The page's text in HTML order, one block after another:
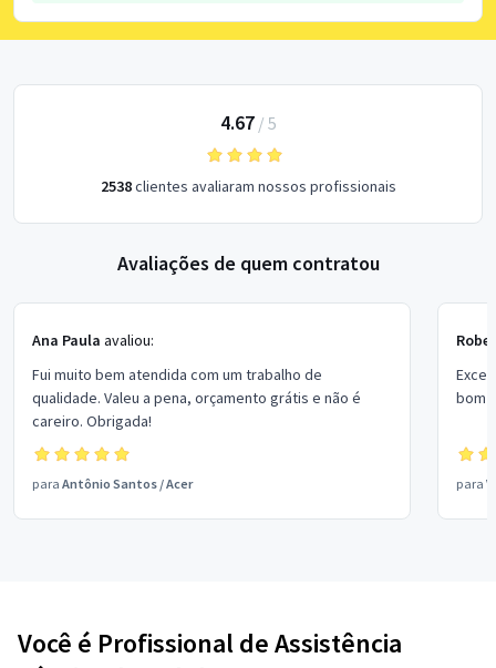
4.67/ 5
2538clientes avaliaram nossos profissionais
Avaliações de quem contratou
Ana Paula avaliou:
Fui muito bem atendida com um trabalho de
qualidade. Valeu a pena, orçamento grátis e não é
careiro. Obrigada!
para Antônio Santos /Acer
bom
para
Você é Profissional de Assistência